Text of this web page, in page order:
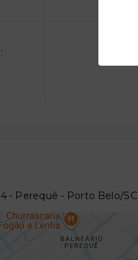
- Perequê - Porto Belo/SC